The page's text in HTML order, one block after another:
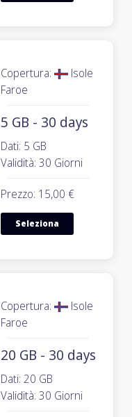
Copertura:
Isole
Faroe
5 GB - 30 days
Dati: 5 GB
Validità: 30 Giorni
Prezzo: 15,00 €
Seleziona
Copertura:
Isole
Faroe
20 GB - 30 days
Dati: 20 GB
Validità: 30 Giorni